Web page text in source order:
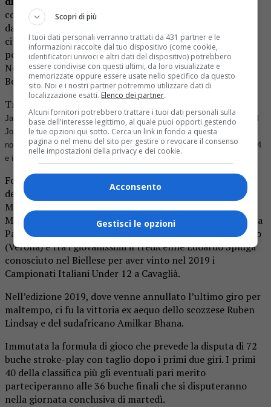
conto della situazione mondiale neanche troppo distanti
dai numeri record del 2019 che videro al via 21 paesi per
circa 170 preiscritti. Con l’Italia quest’anno ci saranno i
portacolori di: Repubblica Ceca, Danimarca, Svizzera,
Norvegia, Slovacchia, Slovenia, Irlanda, Austria, Francia,
Belgio, Lettonia, Germania,Liechtenstein, Polonia e Finlandia.
Tra gli stranieri ai primi posti dell’elenco troviamo i cechi
Jakub Janda e Timotej Formanek, i danesi Emil Elkjær Petersen e Bertil
Johan Lykkeberg, lo svizzero Marc Keller, lo slovacco Adam Bencik e i
norvegesi Oscar Bach e Marvin Lee, tutti con handicap compreso tra il -4
e il -2.
Folta, numerosa e competitiva come sempre è la schiera
degli azzurrini guidata da (seguendo l’ordine di merito):
Marco Florioli (Bergamo), Giovanni Binaghi (Monticello),
Michele Ferrero (Torino), Luca Memeo (Royal Park), Mattia
Parrini (Torino), Luca cavalli (Croara), Giovanni Manassero
(Verona) e tra i giovanissimi il tredicenne Edoardo Spluga
conosciuto nel Biellese per aver vinto nel 2019 i
Campionati Italiani Under 12 a Cavaglià.
Nell’edizione 2019, dove venne annullato l’ultimo giro per
maltempo, ci fu la vittoria ex aequo dello scozzese Ruben
Lindsay e del sudafricano Amilkar Bhana.
Immutata la formula di gioco che prevede la disputa di 72
buche stroke-play con taglio dopo i primi due giri. I primi
40 della classifica più gli eventuali pari merito
parteciperanno alle 36 buche finali che si disputeranno
nella giornata conclusiva di martedì.
Scopri di più
I tuoi dati personali verranno trattati da 431 partner e le
informazioni raccolte dal tuo dispositivo (come cookie,
identificatori univoci e altri dati del dispositivo) potrebbero
essere condivise con questi ultimi, da loro visualizzate e
memorizzate oppure essere usate nello specifico da questo
sito. Noi e i nostri partner potremmo utilizzare dati di
localizzazione esatti. Elenco dei partner.
Alcuni fornitori potrebbero trattare i tuoi dati personali sulla
base dell'interesse legittimo, al quale puoi opporti gestendo
le tue opzioni qui sotto. Cerca un link in fondo a questa
pagina o nel menu del sito per gestire o revocare il consenso
nelle impostazioni della privacy e dei cookie.
Acconsento
Gestisci le opzioni